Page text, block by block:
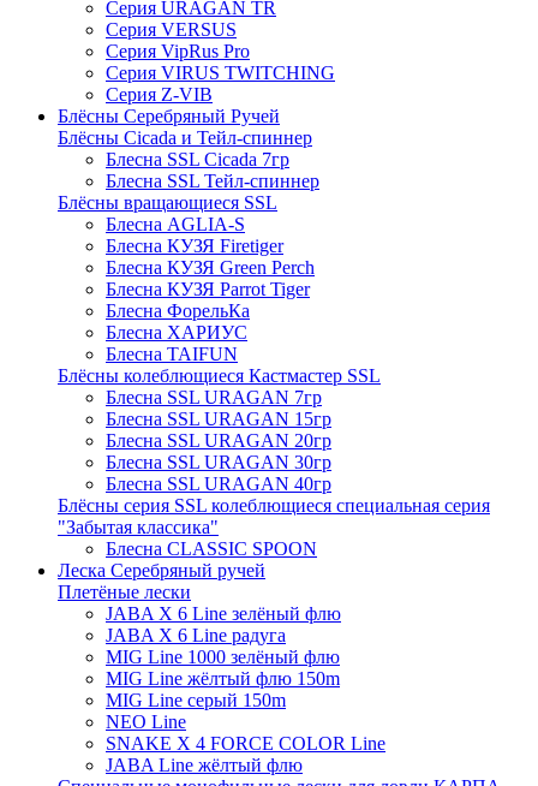
Серия URAGAN TR
Серия VERSUS
Серия VipRus Pro
Серия VIRUS TWITCHING
Серия Z-VIB
Блёсны Серебряный Ручей
Блёсны Cicada и Тейл-спиннер
Блесна SSL Cicada 7гр
Блесна SSL Тейл-спиннер
Блёсны вращающиеся SSL
Блесна AGLIA-S
Блесна КУЗЯ Firetiger
Блесна КУЗЯ Green Perch
Блесна КУЗЯ Parrot Tiger
Блесна ФорельКа
Блесна ХАРИУС
Блесна TAIFUN
Блёсны колеблющиеся Кастмастер SSL
Блесна SSL URAGAN 7гр
Блесна SSL URAGAN 15гр
Блесна SSL URAGAN 20гр
Блесна SSL URAGAN 30гр
Блесна SSL URAGAN 40гр
Блёсны серия SSL колеблющиеся специальная серия
"Забытая классика"
Блесна CLASSIC SPOON
Леска Серебряный ручей
Плетёные лески
JABA X 6 Line зелёный флю
JABA X 6 Line радуга
MIG Line 1000 зелёный флю
MIG Line жёлтый флю 150m
MIG Line серый 150m
NEO Line
SNAKE X 4 FORCE COLOR Line
JABA Line жёлтый флю